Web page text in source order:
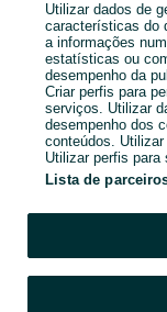
Ligar /
Utilizar dados de
características do
a informações
estatísticas ou
desempenho da
Criar perfis para
serviços. Utilizar
desempenho dos
conteúdos.
Utilizar perfis para
Lista de